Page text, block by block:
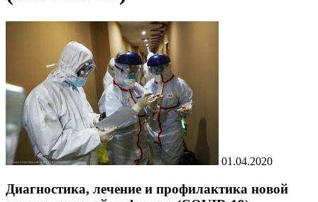
01.04.2020
Диагностика, лечение и профилактика новой